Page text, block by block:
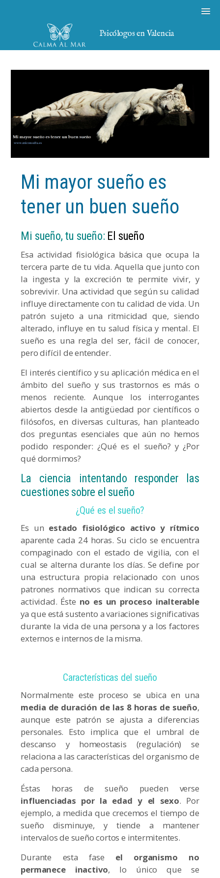
Psicólogos en Valencia
Mi mayor sueño es
tener un buen sueño
Mi sueño, tu sueño: El sueño
Esa actividad fisiológica básica que ocupa la
tercera parte de tu vida. Aquella que junto con
la ingesta y la excreción te permite vivir, y
sobrevivir. Una actividad que según su calidad
influye directamente con tu calidad de vida. Un
patrón sujeto a una ritmicidad que, siendo
alterado, influye en tu salud física y mental. El
sueño es una regla del ser, fácil de conocer,
pero difícil de entender.
El interés científico y su aplicación médica en el
ámbito del sueño y sus trastornos es más o
menos reciente. Aunque los interrogantes
abiertos desde la antigüedad por científicos o
filósofos, en diversas culturas, han planteado
dos preguntas esenciales que aún no hemos
podido responder: ¿Qué es el sueño? y ¿Por
qué dormimos?
La ciencia intentando responder las
cuestiones sobre el sueño
¿Qué es el sueño?
Es un estado fisiológico activo y rítmico
aparente cada 24 horas. Su ciclo se encuentra
compaginado con el estado de vigilia, con el
cual se alterna durante los días. Se define por
una estructura propia relacionado con unos
patrones normativos que indican su correcta
actividad. Éste no es un proceso inalterable
ya que está sustento a variaciones significativas
durante la vida de una persona y a los factores
externos e internos de la misma.
Características del sueño
Normalmente este proceso se ubica en una
media de duración de las 8 horas de sueño,
aunque este patrón se ajusta a diferencias
personales. Esto implica que el umbral de
descanso y homeostasis (regulación) se
relaciona a las características del organismo de
cada persona.
Éstas horas de sueño pueden verse
influenciadas por la edad y el sexo. Por
ejemplo, a medida que crecemos el tiempo de
sueño disminuye, y tiende a mantener
intervalos de sueño cortos e intermitentes.
Durante esta fase el organismo no
permanece inactivo, lo único que se